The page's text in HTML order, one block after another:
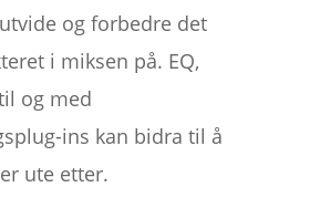
og forbedre det
i miksen på. EQ,
og med
ins kan bidra til å
ute etter.